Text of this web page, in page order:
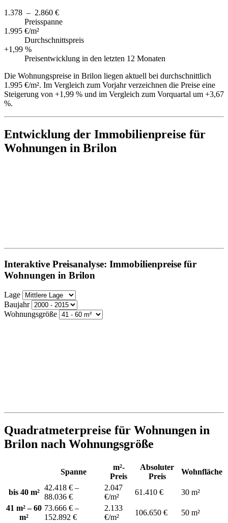
1.378 – 2.860 €
Preisspanne
1.995 €/m²
Durchschnittspreis
+1,99 %
Preisentwicklung in den letzten 12 Monaten
Die Wohnungspreise in Brilon liegen aktuell bei durchschnittlich
1.995 €/m². Im Vergleich zum Vorjahr verzeichnen die Preise eine
Steigerung von +1,99 % und im Vergleich zum Vorquartal um +3,67
%.
Entwicklung der Immobilienpreise für
Wohnungen in Brilon
Interaktive Preisanalyse: Immobilienpreise für
Wohnungen in Brilon
Lage
Baujahr
Wohnungsgröße
Quadratmeterpreise für Wohnungen in
Brilon nach Wohnungsgröße
Spanne
m²-
Preis
Absoluter
Preis
Wohnfläche
bis 40 m²
42.418 € –
88.036 €
2.047
€/m²
61.410 €
30 m²
41 m² – 60
m²
73.666 € –
152.892 €
2.133
€/m²
106.650 €
50 m²